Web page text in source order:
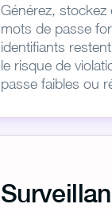
Générez,
mots de passe
identifiants
le risque de
passe faibles ou